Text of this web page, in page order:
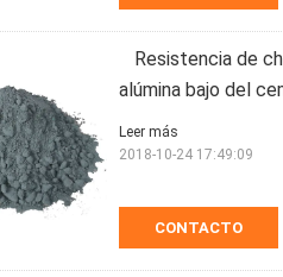
Resistencia de
alúmina bajo del
CONTACTO
Leer más
2018-10-24 17:49:09